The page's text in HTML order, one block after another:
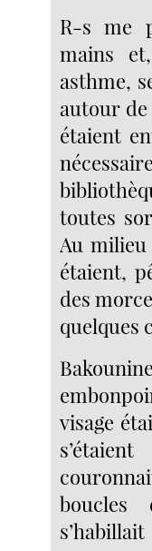
R-s me
mains
asthme,
autour de
étaient
toutes
Au
étaient,
des
quelques
visage
boucles